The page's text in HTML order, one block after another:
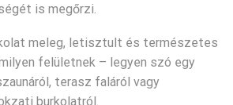
is megőrzi.
meleg, letisztult és természetes
felületnek – legyen szó egy
terasz faláról vagy
burkolatról.